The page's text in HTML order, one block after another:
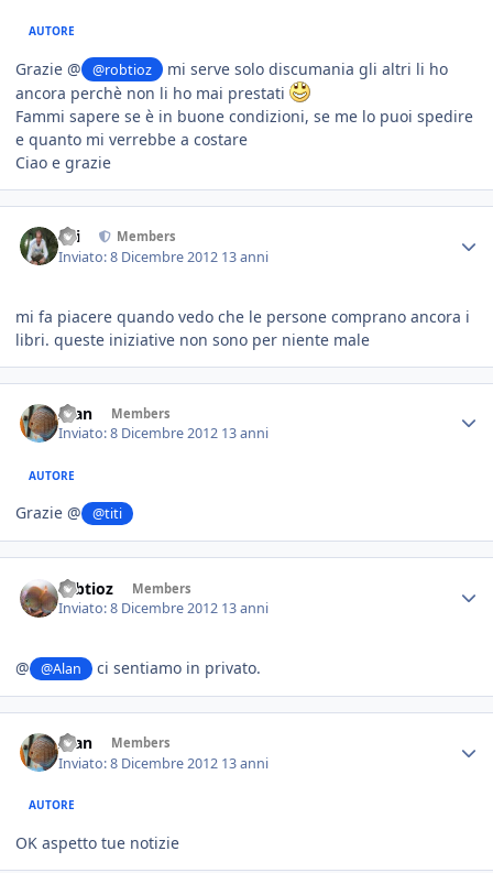
AUTORE
Grazie @ @robtioz
mi serve solo discumania gli altri li ho
ancora perchè non li ho mai prestati
Fammi sapere se è in buone condizioni, se me lo puoi spedire
e quanto mi verrebbe a costare
Ciao e grazie
titi Members
Inviato:8 Dicembre 2012 13 anni
mi fa piacere quando vedo che le persone comprano ancora i
libri. queste iniziative non sono per niente male
Alan Members
Inviato:8 Dicembre 2012 13 anni
AUTORE
Grazie @ @titi
robtioz Members
Inviato:8 Dicembre 2012 13 anni
@ @Alan ci sentiamo in privato.
Alan Members
Inviato:8 Dicembre 2012 13 anni
AUTORE
OK aspetto tue notizie